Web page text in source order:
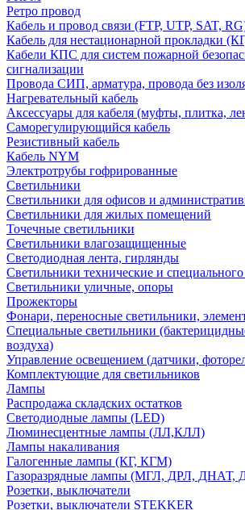
Ретро провод
Кабель и провод связи (FTP, UTP, SAT,
Кабель для нестационарной прокладки
Кабели КПС для систем пожарной
сигнализации
Провода СИП, арматура, провода без
Нагревательный кабель
Аксессуары для кабеля (муфты, плитка,
Саморегулирующийся кабель
Резистивный кабель
Кабель NYM
Электротрубы гофрированные
Светильники
Светильники для офисов и
Светильники для жилых помещений
Точечные светильники
Светильники влагозащищенные
Светодиодная лента, гирлянды
Светильники технические и специального
Светильники уличные, опоры
Прожекторы
Фонари, переносные светильники,
Специальные светильники
воздуха)
Управление освещением (датчики,
Комплектующие для светильников
Лампы
Распродажа складских остатков
Светодиодные лампы (LED)
Люминесцентные лампы (ЛЛ,КЛЛ)
Лампы накаливания
Галогенные лампы (КГ, КГМ)
Газоразрядные лампы (МГЛ, ДРЛ, ДНАТ,
Розетки, выключатели
Розетки, выключатели STEKKER